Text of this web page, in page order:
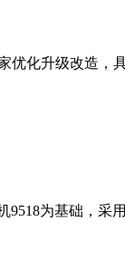
优化升级改造，
为基础，采